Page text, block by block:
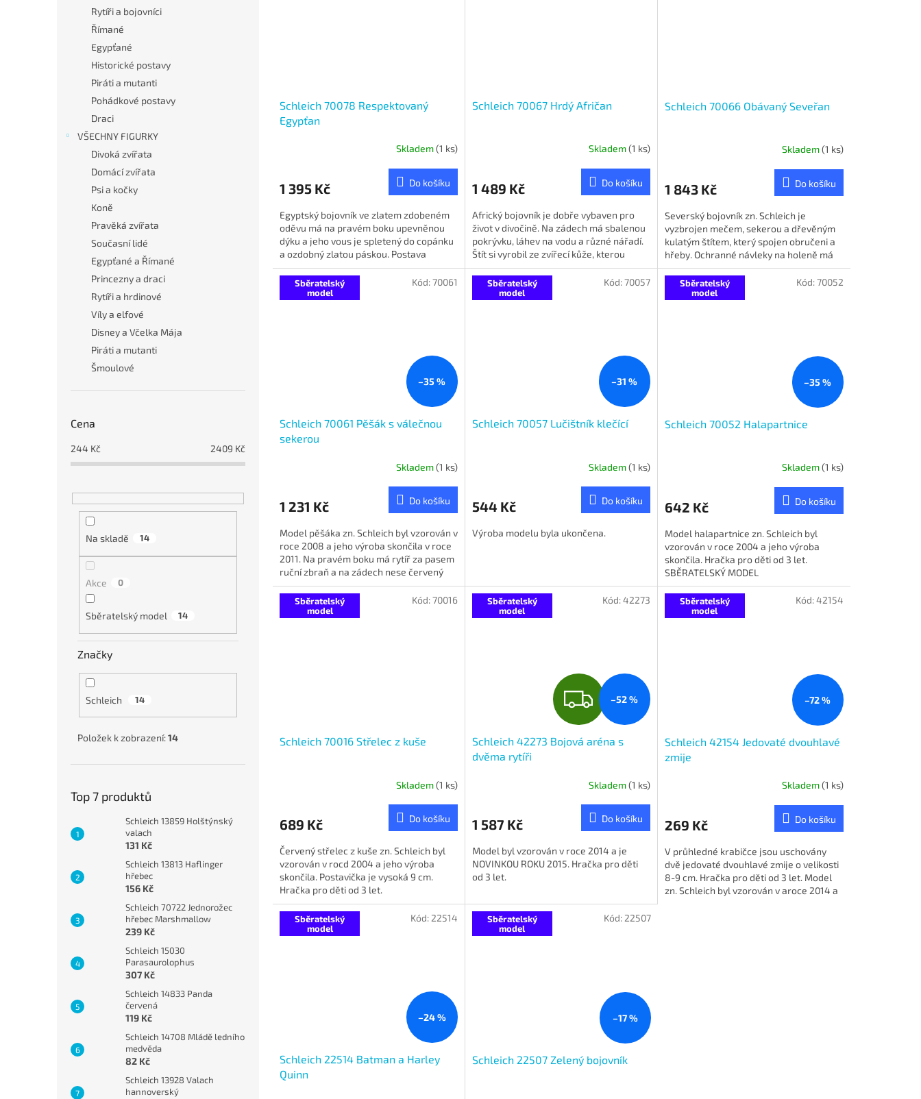
Rytíři a bojovníci
Římané
Egypťané
Historické postavy
Piráti a mutanti
Pohádkové postavy
Draci
VŠECHNY FIGURKY
Divoká zvířata
Domácí zvířata
Psi a kočky
Koně
Pravěká zvířata
Současní lidé
Egypťané a Římané
Princezny a draci
Rytíři a hrdinové
Víly a elfové
Disney a Včelka Mája
Piráti a mutanti
Šmoulové
Cena
244 Kč 2409 Kč
Na skladě 14
Akce 0
Sběratelský model 14
Značky
Schleich 14
Položek k zobrazení:14
Top 7 produktů
Schleich 13859 Holštýnský
valach
131 Kč
Schleich 13813 Haflinger
hřebec
156 Kč
Schleich 70722 Jednorožec
hřebec Marshmallow
239 Kč
Schleich 15030
Parasaurolophus
307 Kč
Schleich 14833 Panda
červená
119 Kč
Schleich 14708 Mládě ledního
medvěda
82 Kč
Schleich 13928 Valach
hannoverský
Schleich 70078 Respektovaný
Egypťan
Skladem(1 ks)
1 395 Kč Do košíku
Egyptský bojovník ve zlatem zdobeném
oděvu má na pravém boku upevněnou
dýku a jeho vous je spletený do copánku
a ozdobný zlatou páskou. Postava
egyptského bojovníka měří na...
Schleich 70067 Hrdý Afričan
Skladem(1 ks)
1 489 Kč Do košíku
Africký bojovník je dobře vybaven pro
život v divočině. Na zádech má sbalenou
pokrývku, láhev na vodu a různé nářadí.
Štít si vyrobil ze zvířecí kůže, kterou
napnul na pružné...
Schleich 70066 Obávaný Seveřan
Skladem(1 ks)
1 843 Kč Do košíku
Severský bojovník zn. Schleich je
vyzbrojen mečem, sekerou a dřevěným
kulatým štítem, který spojen obručeni a
hřeby. Ochranné návleky na holeně má
připevněné stříbrnými...
Sběratelský
model
–35 %
Schleich 70061 Pěšák s válečnou
sekerou
Skladem(1 ks)
1 231 Kč Do košíku
Model pěšáka zn. Schleich byl vzorován v
roce 2008 a jeho výroba skončila v roce
2011. Na pravém boku má rytíř za pasem
ruční zbraň a na zádech nese červený
štít se znakem zlaté...
Kód:70061
Sběratelský
model
–31 %
Schleich 70057 Lučištník klečící
Skladem(1 ks)
544 Kč Do košíku
Výroba modelu byla ukončena.
Kód:70057
Sběratelský
model
–35 %
Schleich 70052 Halapartnice
Skladem(1 ks)
642 Kč Do košíku
Model halapartnice zn. Schleich byl
vzorován v roce 2004 a jeho výroba
skončila. Hračka pro děti od 3 let.
SBĚRATELSKÝ MODEL
Kód:70052
Sběratelský
model
Schleich 70016 Střelec z kuše
Skladem(1 ks)
689 Kč Do košíku
Červený střelec z kuše zn. Schleich byl
vzorován v rocd 2004 a jeho výroba
skončila. Postavička je vysoká 9 cm.
Hračka pro děti od 3 let.
Kód:70016
Sběratelský
model
Z
D
R
M
A
–52 %
Schleich 42273 Bojová aréna s
dvěma rytíři
Skladem(1 ks)
1 587 Kč Do košíku
Model byl vzorován v roce 2014 a je
NOVINKOU ROKU 2015. Hračka pro děti
od 3 let.
Kód:42273
Sběratelský
model
–72 %
Schleich 42154 Jedovaté dvouhlavé
zmije
Skladem(1 ks)
269 Kč Do košíku
V průhledné krabičce jsou uschovány
dvě jedovaté dvouhlavé zmije o velikosti
8-9 cm. Hračka pro děti od 3 let. Model
zn. Schleich byl vzorován v aroce 2014 a
Kód:42154
Sběratelský
model
–24 %
Schleich 22514 Batman a Harley
Quinn
Kód: 22514
Sběratelský
model
–17 %
Schleich 22507 Zelený bojovník
Kód: 22507